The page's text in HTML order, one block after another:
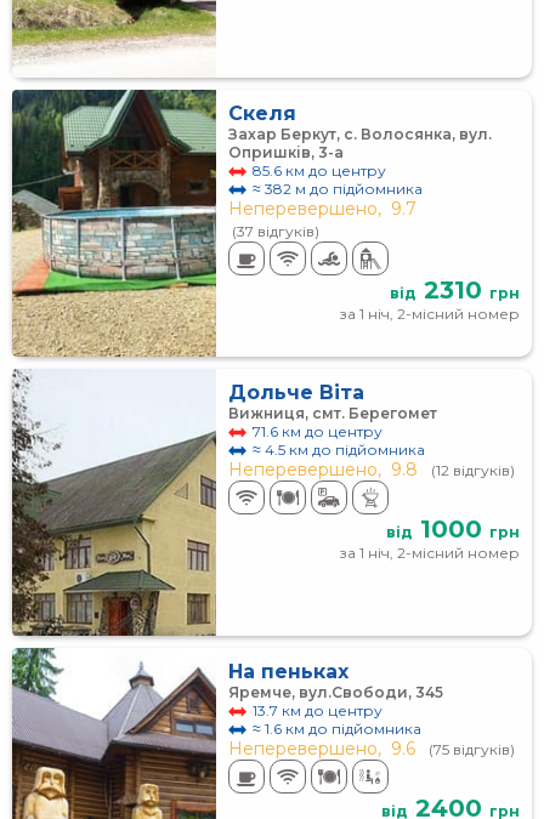
Скеля
Захар Беркут, с. Волосянка, вул.
Опришків, 3-а
85.6 км до центру
≈ 382 м до підйомника
Неперевершено, 9.7
(37 відгуків)
від 2310 грн
за 1 ніч, 2-місний номер
Дольче Віта
Вижниця, смт. Берегомет
71.6 км до центру
≈ 4.5 км до підйомника
Неперевершено, 9.8 (12 відгуків)
від 1000 грн
за 1 ніч, 2-місний номер
На пеньках
Яремче, вул.Свободи, 345
13.7 км до центру
≈ 1.6 км до підйомника
Неперевершено, 9.6 (75 відгуків)
від 2400 грн